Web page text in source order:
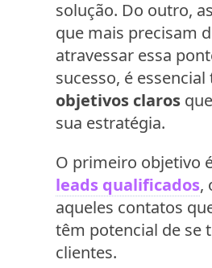
solução. Do outro,
que mais precisam
atravessar essa
sucesso, é essencial
objetivos claros
sua estratégia.
O primeiro objetivo
leads qualificados,
aqueles contatos
têm potencial de se
clientes.